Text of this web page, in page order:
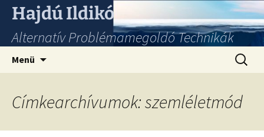
Hajdú Ildikó
Alternatív Problémamegoldó Technikák
Menü
Címkearchívumok: szemléletmód